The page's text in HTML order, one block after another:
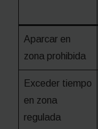
Aparcar en
zona prohibida
Exceder tiempo
en zona
regulada